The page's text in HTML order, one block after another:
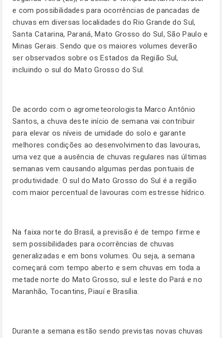
e com possibilidades para ocorrências de pancadas de
chuvas em diversas localidades do Rio Grande do Sul,
Santa Catarina, Paraná, Mato Grosso do Sul, São Paulo e
Minas Gerais. Sendo que os maiores volumes deverão
ser observados sobre os Estados da Região Sul,
incluindo o sul do Mato Grosso do Sul.
De acordo com o agrometeorologista Marco Antônio
Santos, a chuva deste início de semana vai contribuir
para elevar os níveis de umidade do solo e garante
melhores condições ao desenvolvimento das lavouras,
uma vez que a ausência de chuvas regulares nas últimas
semanas vem causando algumas perdas pontuais de
produtividade. O sul do Mato Grosso do Sul é a região
com maior percentual de lavouras com estresse hídrico.
Na faixa norte do Brasil, a previsão é de tempo firme e
sem possibilidades para ocorrências de chuvas
generalizadas e em bons volumes. Ou seja, a semana
começará com tempo aberto e sem chuvas em toda a
metade norte do Mato Grosso, sul e leste do Pará e no
Maranhão, Tocantins, Piauí e Brasília.
Durante a semana estão sendo previstas novas chuvas